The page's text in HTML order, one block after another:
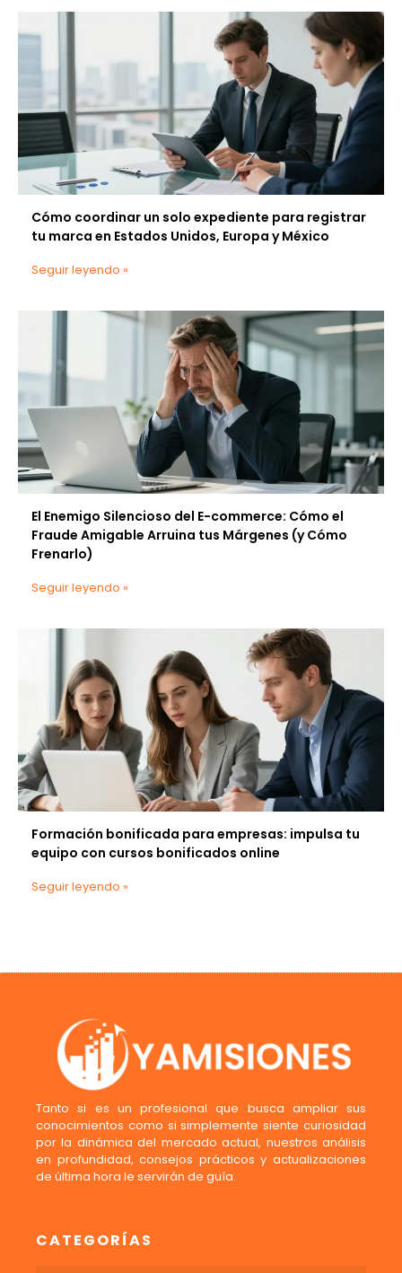
Cómo coordinar un solo expediente para registrar
tu marca en Estados Unidos, Europa y México
Seguir leyendo »
El Enemigo Silencioso del E-commerce: Cómo el
Fraude Amigable Arruina tus Márgenes (y Cómo
Frenarlo)
Seguir leyendo »
Formación bonificada para empresas: impulsa tu
equipo con cursos bonificados online
Seguir leyendo »
Tanto si es un profesional que busca ampliar sus
conocimientos como si simplemente siente curiosidad
por la dinámica del mercado actual, nuestros análisis
en profundidad, consejos prácticos y actualizaciones
de última hora le servirán de guía.
CATEGORÍAS